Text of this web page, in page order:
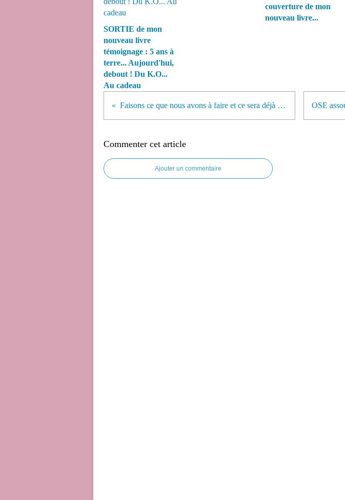
SORTIE de mon
nouveau livre
témoignage : 5 ans à
terre... Aujourd'hui,
debout ! Du K.O...
Au cadeau
couverture de mon
nouveau livre...
Faisons ce que nous avons à faire et ce sera déjà très bien...
Commenter cet article
Ajouter un commentaire